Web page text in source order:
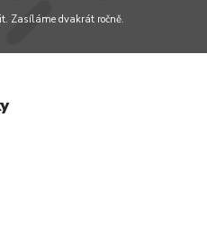
Zasíláme dvakrát ročně.